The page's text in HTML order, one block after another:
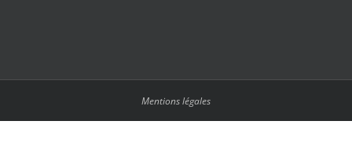
Mentions légales